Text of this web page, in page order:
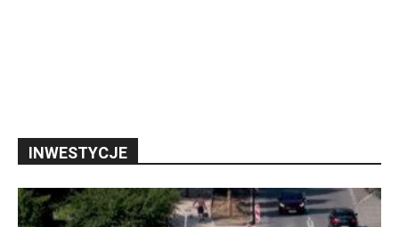
INWESTYCJE